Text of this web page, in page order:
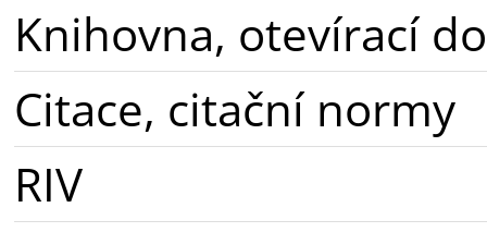
Knihovna, otevírací
Citace, citační normy
RIV